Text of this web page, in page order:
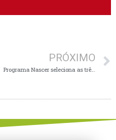
PRÓXIMO
Programa Nascer seleciona as três ideias mais inovadoras para o ecossistema catarinense com fomento de R$500 mil